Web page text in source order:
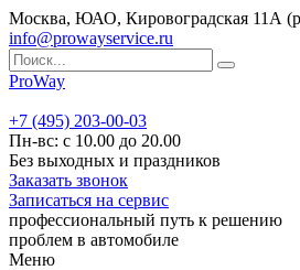
Москва, ЮАО, Кировоградская 11А
info@prowayservice.ru
ProWay
+7 (495) 203-00-03
Пн-вс: с 10.00 до 20.00
Без выходных и праздников
Заказать звонок
Записаться на сервис
профессиональный путь к решению
проблем в автомобиле
Меню